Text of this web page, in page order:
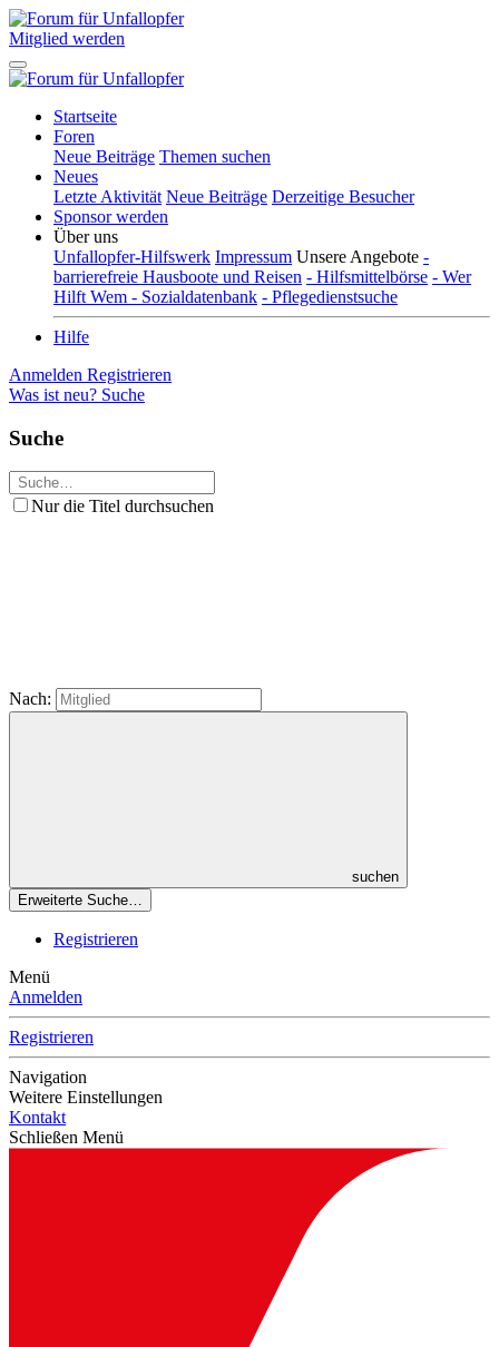
Mitglied werden
Startseite
Foren
Neue Beiträge Themen suchen
Neues
Letzte Aktivität Neue Beiträge Derzeitige Besucher
Sponsor werden
Über uns
Unfallopfer-Hilfswerk Impressum Unsere Angebote -
barrierefreie Hausboote und Reisen - Hilfsmittelbörse - Wer
Hilft Wem - Sozialdatenbank - Pflegedienstsuche
Hilfe
Anmelden Registrieren
Was ist neu? Suche
Suche
Nur die Titel durchsuchen
Nach:
suchen
Erweiterte Suche…
Registrieren
Menü
Anmelden
Registrieren
Navigation
Weitere Einstellungen
Kontakt
Schließen Menü